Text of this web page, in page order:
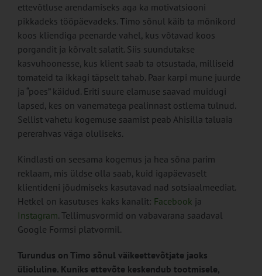
ettevõtluse arendamiseks aga ka motivatsiooni
pikkadeks tööpäevadeks. Timo sõnul käib ta mõnikord
koos kliendiga peenarde vahel, kus võtavad koos
porgandit ja kõrvalt salatit. Siis suundutakse
kasvuhoonesse, kus klient saab ta otsustada, milliseid
tomateid ta ikkagi täpselt tahab. Paar karpi mune juurde
ja “poes” käidud. Eriti suure elamuse saavad muidugi
lapsed, kes on vanematega pealinnast ostlema tulnud.
Sellist vahetu kogemuse saamist peab Ahisilla taluaia
pererahvas väga oluliseks.
Kindlasti on seesama kogemus ja hea sõna parim
reklaam, mis üldse olla saab, kuid igapäevaselt
klientideni jõudmiseks kasutavad nad sotsiaalmeediat.
Hetkel on kasutuses kaks kanalit: Facebook ja
Instagram. Tellimusvormid on vabavarana saadaval
Google Formsi platvormil.
Turundus on Timo sõnul väikeettevõtjate jaoks
ülioluline. Kuniks ettevõte keskendub tootmisele,